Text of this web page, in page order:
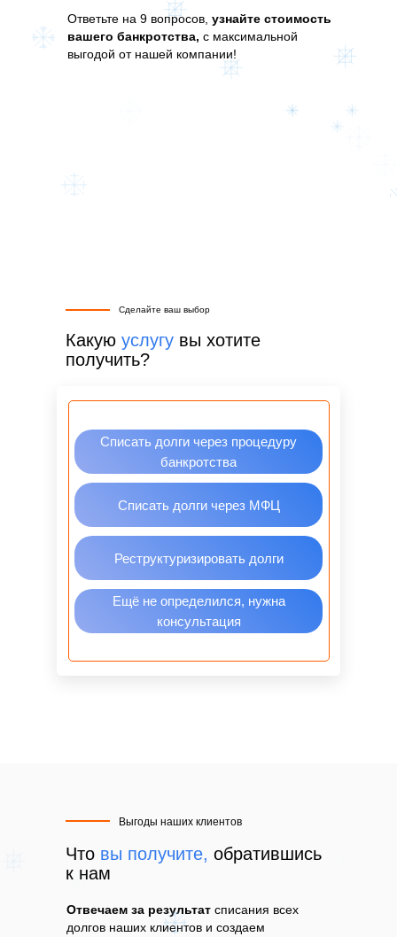
Ответьте на 9 вопросов, узнайте стоимость
вашего банкротства, с максимальной
выгодой от нашей компании!
Списать долги через процедуру
банкротства
Списать долги через МФЦ
Реструктуризировать долги
Ещё не определился, нужна
консультация
Какую услугу вы хотите
получить?
Сделайте ваш выбор
Отвечаем за результат списания всех
долгов наших клиентов и создаем
Что вы получите, обратившись
к нам
Выгоды наших клиентов